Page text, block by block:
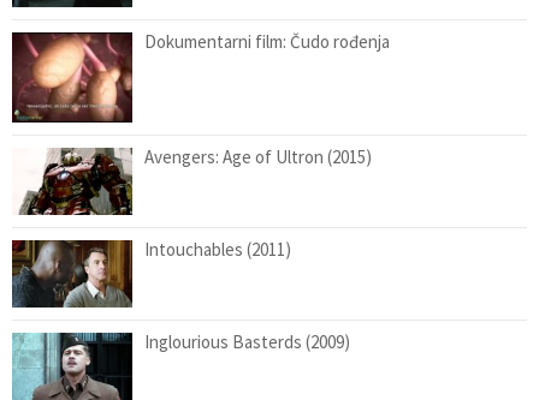
Dokumentarni film: Čudo rođenja
Avengers: Age of Ultron (2015)
Intouchables (2011)
Inglourious Basterds (2009)